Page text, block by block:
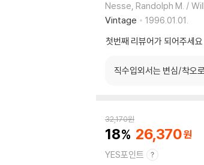
Nesse, Randolph M. /
Vintage
1996.01.01.
첫번째 리뷰어가 되어주세요
직수입외서는 변심/착오
32,170원
18 26,370
YES포인트